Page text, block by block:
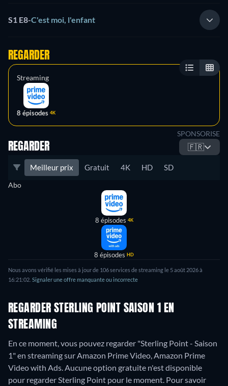
S1 E8-C'est moi, l'enfant
REGARDER
Streaming
8 épisodes 4K
SPONSORISE
REGARDER 🇫🇷
Meilleur prix Gratuit 4K HD SD
Abo
8 épisodes 4K
8 épisodes HD
Nous avons vérifié les mises à jour de 106 services de streaming le 5 août 2026 à
16:21:02. Signaler une offre manquante ou incorrecte
REGARDER STERLING POINT SAISON 1 EN
STREAMING
En ce moment, vous pouvez regarder "Sterling Point - Saison
1" en streaming sur Amazon Prime Video, Amazon Prime
Video with Ads. Aucune option gratuite n'est disponible
pour regarder Sterling Point pour le moment. Pour savoir